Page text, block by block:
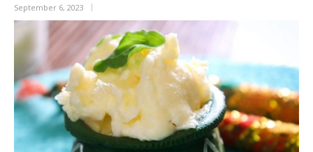
September 6, 2023